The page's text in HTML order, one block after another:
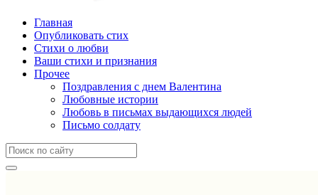
Главная
Опубликовать стих
Стихи о любви
Ваши стихи и признания
Прочее
Поздравления с днем Валентина
Любовные истории
Любовь в письмах выдающихся людей
Письмо солдату